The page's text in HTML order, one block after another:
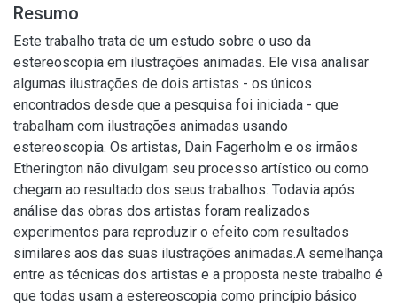
Resumo
Este trabalho trata de um estudo sobre o uso da
estereoscopia em ilustrações animadas. Ele visa analisar
algumas ilustrações de dois artistas - os únicos
encontrados desde que a pesquisa foi iniciada - que
trabalham com ilustrações animadas usando
estereoscopia. Os artistas, Dain Fagerholm e os irmãos
Etherington não divulgam seu processo artístico ou como
chegam ao resultado dos seus trabalhos. Todavia após
análise das obras dos artistas foram realizados
experimentos para reproduzir o efeito com resultados
similares aos das suas ilustrações animadas.A semelhança
entre as técnicas dos artistas e a proposta neste trabalho é
que todas usam a estereoscopia como princípio básico